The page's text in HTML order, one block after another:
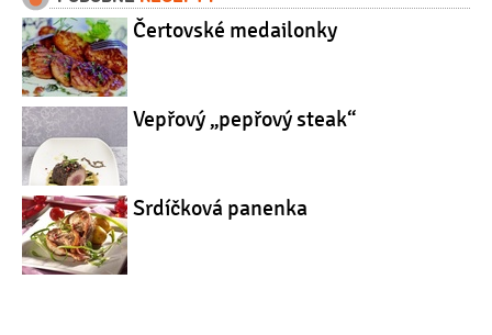
Čertovské medailonky
Vepřový „pepřový steak“
Srdíčková panenka